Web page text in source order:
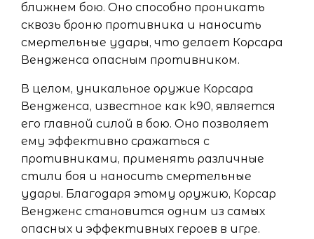
ближнем бою. Оно способно проникать
сквозь броню противника и наносить
смертельные удары, что делает Корсара
Вендженса опасным противником.
В целом, уникальное оружие Корсара
Вендженса, известное как k90, является
его главной силой в бою. Оно позволяет
ему эффективно сражаться с
противниками, применять различные
стили боя и наносить смертельные
удары. Благодаря этому оружию, Корсар
Вендженс становится одним из самых
опасных и эффективных героев в игре.